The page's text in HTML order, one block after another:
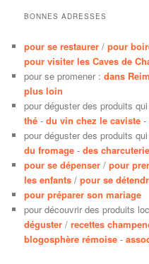
BONNES ADRESSES
pour se restaurer /pour
pour visiter les Caves de
pour se promener :dans
plus loin
pour déguster des produits
thé -du vin chez le caviste -
pour déguster des produits
du fromage -des
pour se dépenser /pour
les enfants /pour se
pour préparer son mariage
pour découvrir des produits
déguster /recettes
blogosphère rémoise -